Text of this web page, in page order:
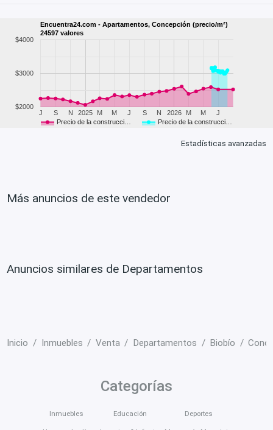
Encuentra24.com - Apartamentos, Concepción (precio/m²)
24597 valores
Precio de la construcci… Precio de la construcci…
2025 2026
J S N M M J S N M M J
$2000
$3000
$4000
Estadísticas avanzadas
Más anuncios de este vendedor
Anuncios similares de Departamentos
Inicio Inmuebles Venta Departamentos Biobío
Categorías
Inmuebles Educación Deportes